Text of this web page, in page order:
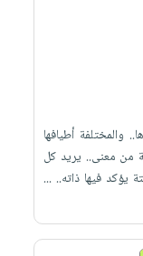
والمختلفة أطيافها
من معنى.. يريد كل
يؤكد فيها ذاته.. ...